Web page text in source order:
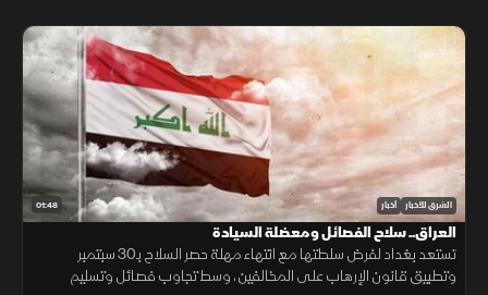
01:48 الشرق للأخبار أخبار
العراق.. سلاح الفصائل ومعضلة السيادة
تستعد بغداد لفرض سلطتها مع انتهاء مهلة حصر السلاح بـ30 سبتمبر
وتطبيق قانون الإرهاب على المخالفين، وسط تجاوب فصائل وتسليم